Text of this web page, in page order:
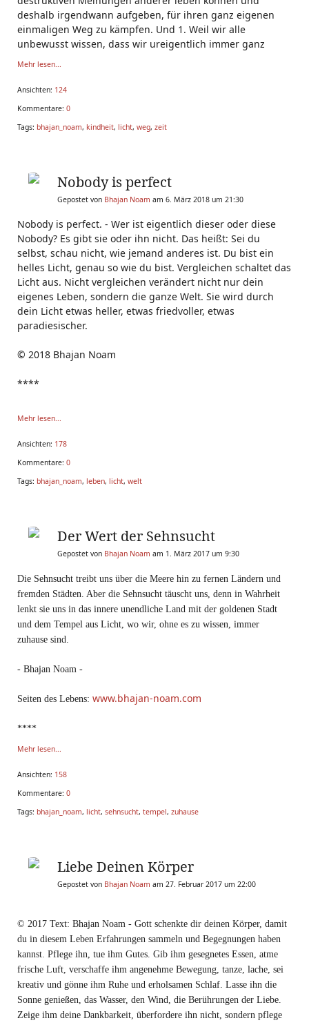
deshalb irgendwann aufgeben, für ihren ganz eigenen
einmaligen Weg zu kämpfen. Und 1. Weil wir alle
unbewusst wissen, dass wir ureigentlich immer ganz
Mehr lesen...
Ansichten: 124
Kommentare: 0
Tags: bhajan_noam, kindheit, licht, weg, zeit
Nobody is perfect
Gepostet von Bhajan Noam am 6. März 2018 um 21:30
Nobody is perfect. - Wer ist eigentlich dieser oder diese
Nobody? Es gibt sie oder ihn nicht. Das heißt: Sei du
selbst, schau nicht, wie jemand anderes ist. Du bist ein
helles Licht, genau so wie du bist. Vergleichen schaltet das
Licht aus. Nicht vergleichen verändert nicht nur dein
eigenes Leben, sondern die ganze Welt. Sie wird durch
dein Licht etwas heller, etwas friedvoller, etwas
paradiesischer.
© 2018 Bhajan Noam
****
Mehr lesen...
Ansichten: 178
Kommentare: 0
Tags: bhajan_noam, leben, licht, welt
Der Wert der Sehnsucht
Gepostet von Bhajan Noam am 1. März 2017 um 9:30
Die Sehnsucht treibt uns über die Meere hin zu fernen Ländern und
fremden Städten. Aber die Sehnsucht täuscht uns, denn in Wahrheit
lenkt sie uns in das innere unendliche Land mit der goldenen Stadt
und dem Tempel aus Licht, wo wir, ohne es zu wissen, immer
zuhause sind.
- Bhajan Noam -
Seiten des Lebens: www.bhajan-noam.com
****
Mehr lesen...
Ansichten: 158
Kommentare: 0
Tags: bhajan_noam, licht, sehnsucht, tempel, zuhause
Liebe Deinen Körper
Gepostet von Bhajan Noam am 27. Februar 2017 um 22:00
© 2017 Text: Bhajan Noam - Gott schenkte dir deinen Körper, damit
du in diesem Leben Erfahrungen sammeln und Begegnungen haben
kannst. Pflege ihn, tue ihm Gutes. Gib ihm gesegnetes Essen, atme
frische Luft, verschaffe ihm angenehme Bewegung, tanze, lache, sei
kreativ und gönne ihm Ruhe und erholsamen Schlaf. Lasse ihn die
Sonne genießen, das Wasser, den Wind, die Berührungen der Liebe.
Zeige ihm deine Dankbarkeit, überfordere ihn nicht, sondern pflege